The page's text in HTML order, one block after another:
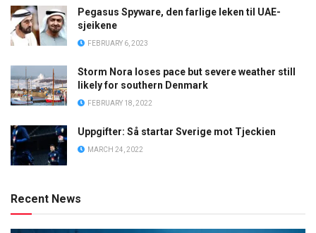
Pegasus Spyware, den farlige leken til UAE-
sjeikene
FEBRUARY 6, 2023
Storm Nora loses pace but severe weather still
likely for southern Denmark
FEBRUARY 18, 2022
Uppgifter: Så startar Sverige mot Tjeckien
MARCH 24, 2022
Recent News